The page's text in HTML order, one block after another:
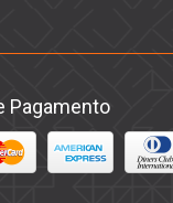
Pagamento